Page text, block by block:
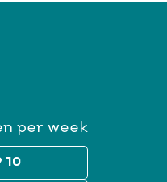
per week
10